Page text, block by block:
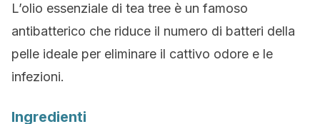
L’olio essenziale di tea tree è un famoso
antibatterico che riduce il numero di batteri della
pelle ideale per eliminare il cattivo odore e le
infezioni.
Ingredienti